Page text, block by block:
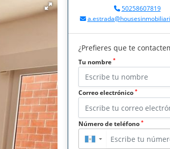
50258607819
¿Prefieres que te
Tu nombre *
Correo electrónico *
Número de teléfono *
▼